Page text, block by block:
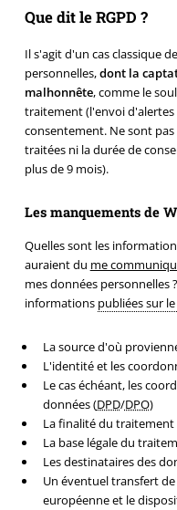
Que dit le RGPD ?
Il s'agit d'un cas classique
personnelles,dont la
malhonnête, comme le
traitement (l'envoi d'alertes
consentement. Ne sont
traitées ni la durée de
plus de 9 mois).
Les manquements de
Quelles sont les
auraient du me
mes données personnelles
informations publiées sur
La source d'où
L'identité et les
Le cas échéant, les
données (DPD/DPO)
La finalité du traitement
La base légale du
Les destinataires des
Un éventuel transfert
européenne et le